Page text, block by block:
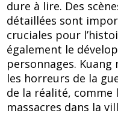
dure à lire. Des
détaillées sont
cruciales pour
également le
personnages. Kuang
les horreurs de la
de la réalité, comme
massacres dans la